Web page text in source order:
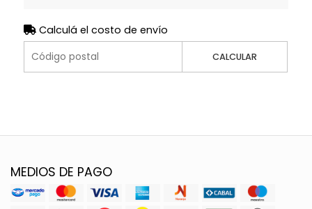
Calculá el costo de envío
CALCULAR
MEDIOS DE PAGO